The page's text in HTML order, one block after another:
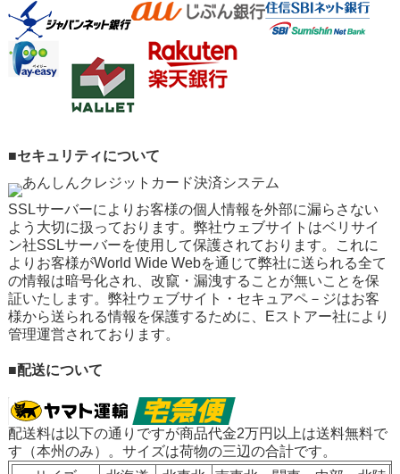
■セキュリティについて
SSLサーバーによりお客様の個人情報を外部に漏らさない
よう大切に扱っております。弊社ウェブサイトはベリサイ
ン社SSLサーバーを使用して保護されております。これに
よりお客様がWorld Wide Webを通じて弊社に送られる全て
の情報は暗号化され、改竄・漏洩することが無いことを保
証いたします。弊社ウェブサイト・セキュアペ－ジはお客
様から送られる情報を保護するために、Eストアー社により
管理運営されております。
■配送について
配送料は以下の通りですが商品代金2万円以上は送料無料で
す（本州のみ）。サイズは荷物の三辺の合計です。